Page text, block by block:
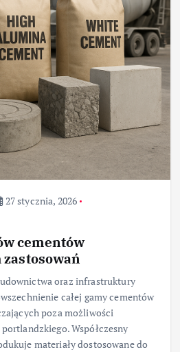
27 stycznia, 2026
cementów
oraz infrastruktury
całej gamy cementów
poza możliwości
Współczesny
materiały dostosowane do